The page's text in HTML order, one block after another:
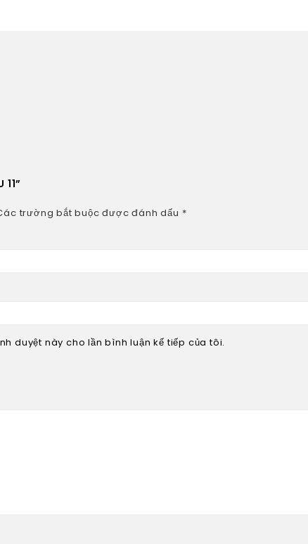
trường bắt buộc được đánh dấu *
duyệt này cho lần bình luận kế tiếp của tôi.